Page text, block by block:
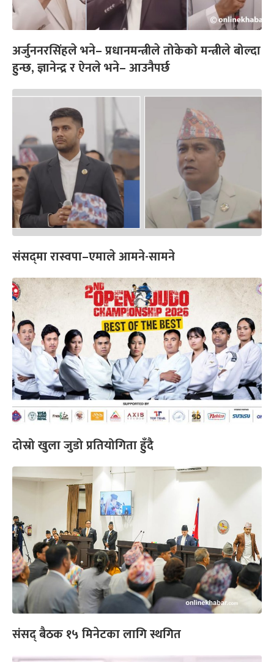
अर्जुननरसिंहले भने– प्रधानमन्त्रीले तोकेको मन्त्रीले बोल्दा
हुन्छ, ज्ञानेन्द्र र ऐनले भने– आउनैपर्छ
संसद्‍मा रास्वपा–एमाले आमने-सामने
दोस्रो खुला जुडो प्रतियोगिता हुँदै
संसद् बैठक १५ मिनेटका लागि स्थगित